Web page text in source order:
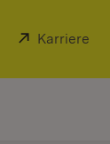
Extern:
Karriere